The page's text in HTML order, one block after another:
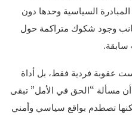
السياسية وحدها دون
وجود شكوك متراكمة حول
سابقة.
عقوبة فردية فقط، بل أداة
مسألة “الحق في الأمل” تبقى
تصطدم بواقع سياسي وأمني